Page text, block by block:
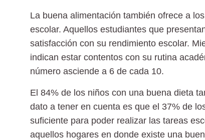
La buena alimentación también ofrece a
escolar. Aquellos estudiantes que
satisfacción con su rendimiento escolar.
indican estar contentos con su rutina
número asciende a 6 de cada 10.
El 84% de los niños con una buena dieta
dato a tener en cuenta es que el 37% de
suficiente para poder realizar las tareas
aquellos hogares en donde existe una